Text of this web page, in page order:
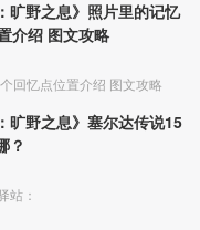
旷野之息》照片里的记忆
介绍 图文攻略
回忆点位置介绍 图文攻略
旷野之息》塞尔达传说15
？
站：